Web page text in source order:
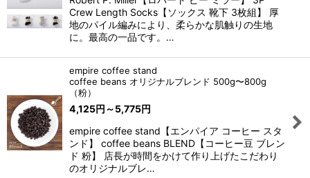
Crew Length Socks【ソックス 靴下 3枚組】 厚
地のパイル編みにより、柔らかな肌触りの生地
に。最高の一品です。…
empire coffee stand
coffee beans オリジナルブレンド 500g〜800g
（粉）
4,125円 ～5,775円
empire coffee stand【エンパイア コーヒー スタ
ンド】 coffee beans BLEND【コーヒー豆 ブレン
ド 粉】 店長が時間をかけて作り上げたこだわり
のオリジナルブレ…